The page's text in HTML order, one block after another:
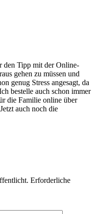
den Tipp mit der Online-
gehen zu müssen und
genug Stress angesagt, da
bestelle auch schon immer
die Familie online über
auch noch die
Erforderliche